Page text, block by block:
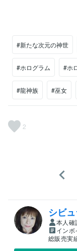
#新たな次元の神世
#ホログラム #ホ
#龍神族 #巫女
2
シビ
本人確
イン
総販売実